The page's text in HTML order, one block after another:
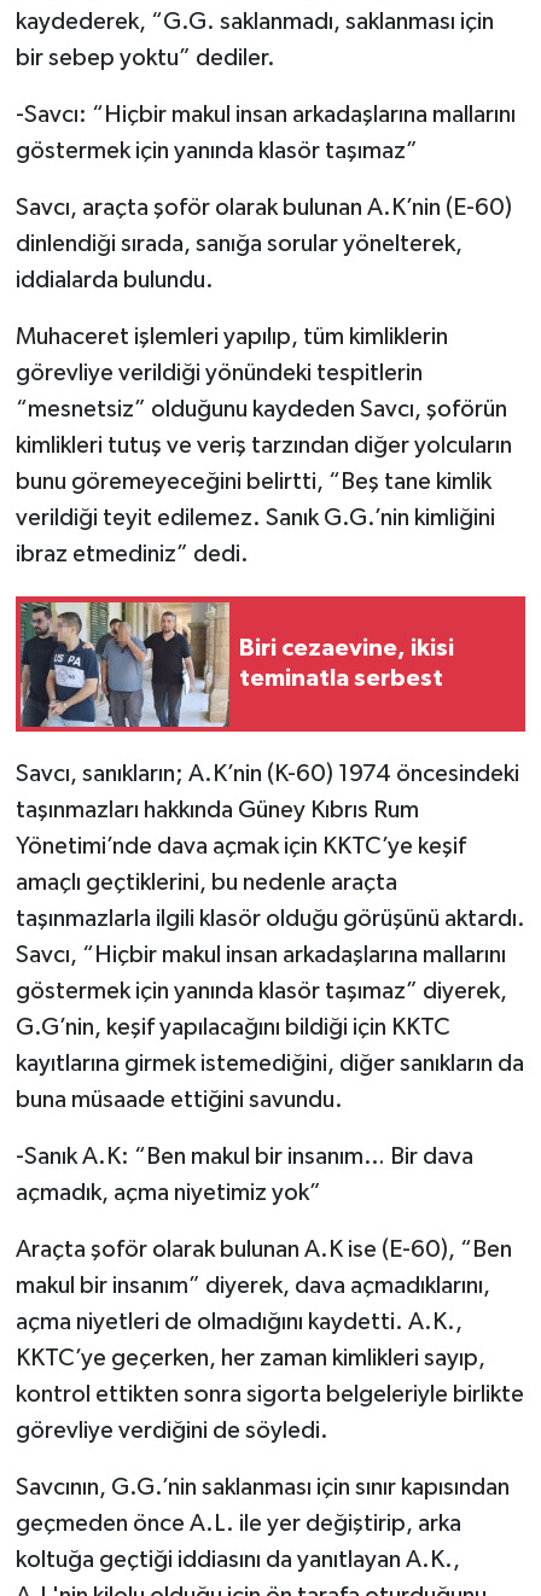
kaydederek, “G.G. saklanmadı, saklanması için
bir sebep yoktu” dediler.
-Savcı: “Hiçbir makul insan arkadaşlarına mallarını
göstermek için yanında klasör taşımaz”
Savcı, araçta şoför olarak bulunan A.K’nin (E-60)
dinlendiği sırada, sanığa sorular yönelterek,
iddialarda bulundu.
Muhaceret işlemleri yapılıp, tüm kimliklerin
görevliye verildiği yönündeki tespitlerin
“mesnetsiz” olduğunu kaydeden Savcı, şoförün
kimlikleri tutuş ve veriş tarzından diğer yolcuların
bunu göremeyeceğini belirtti, “Beş tane kimlik
verildiği teyit edilemez. Sanık G.G.’nin kimliğini
ibraz etmediniz” dedi.
Biri cezaevine, ikisi
teminatla serbest
Savcı, sanıkların; A.K’nin (K-60) 1974 öncesindeki
taşınmazları hakkında Güney Kıbrıs Rum
Yönetimi’nde dava açmak için KKTC’ye keşif
amaçlı geçtiklerini, bu nedenle araçta
taşınmazlarla ilgili klasör olduğu görüşünü aktardı.
Savcı, “Hiçbir makul insan arkadaşlarına mallarını
göstermek için yanında klasör taşımaz” diyerek,
G.G’nin, keşif yapılacağını bildiği için KKTC
kayıtlarına girmek istemediğini, diğer sanıkların da
buna müsaade ettiğini savundu.
-Sanık A.K: “Ben makul bir insanım… Bir dava
açmadık, açma niyetimiz yok”
Araçta şoför olarak bulunan A.K ise (E-60), “Ben
makul bir insanım” diyerek, dava açmadıklarını,
açma niyetleri de olmadığını kaydetti. A.K.,
KKTC’ye geçerken, her zaman kimlikleri sayıp,
kontrol ettikten sonra sigorta belgeleriyle birlikte
görevliye verdiğini de söyledi.
Savcının, G.G.’nin saklanması için sınır kapısından
geçmeden önce A.L. ile yer değiştirip, arka
koltuğa geçtiği iddiasını da yanıtlayan A.K.,